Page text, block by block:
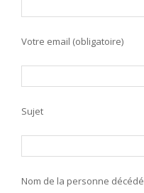
Votre email (obligatoire)
Sujet
Nom de la personne décédé